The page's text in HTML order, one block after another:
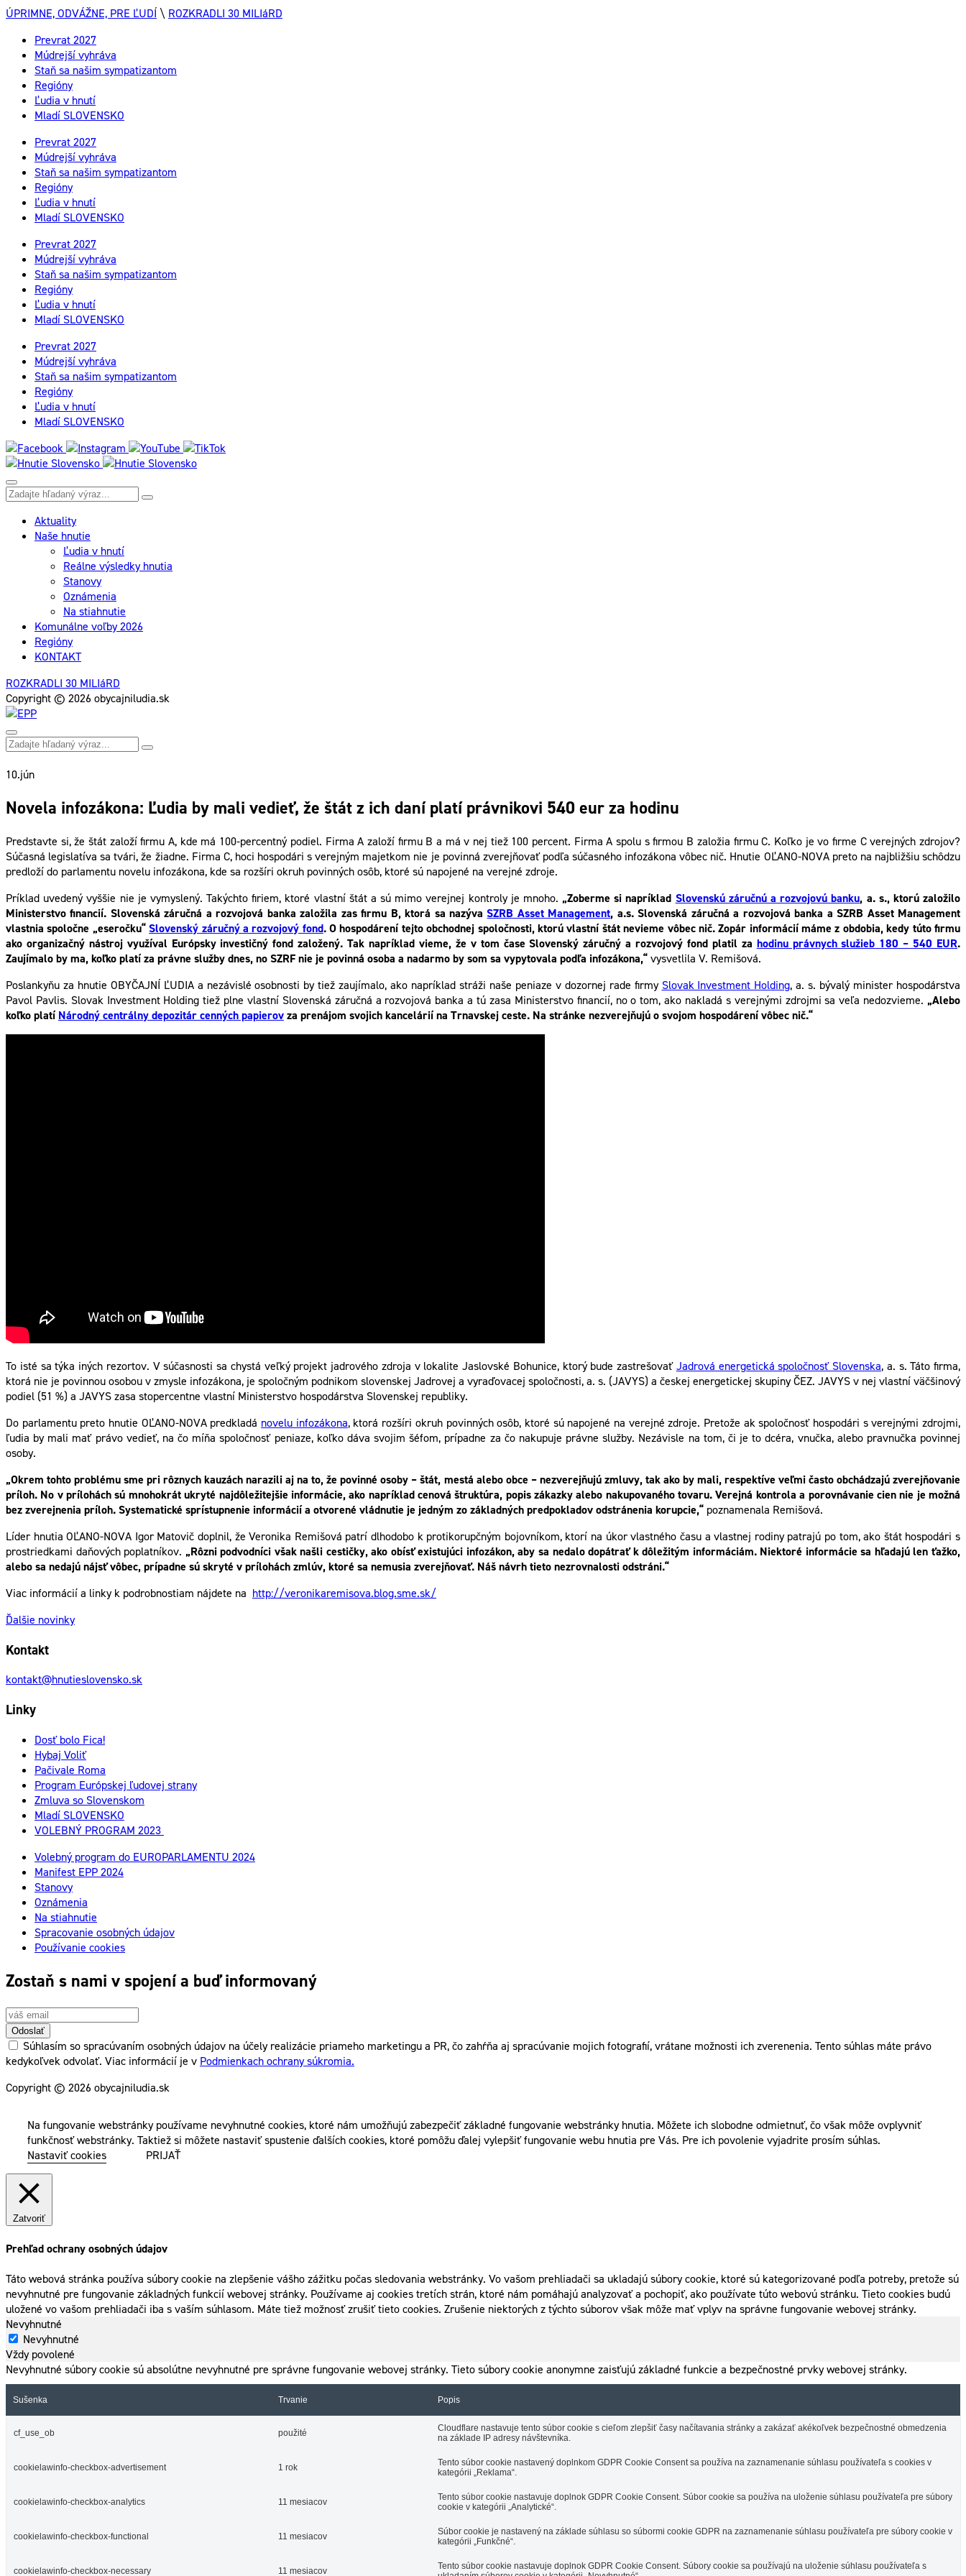
ÚPRIMNE, ODVÁŽNE, PRE ĽUDÍ \ ROZKRADLI 30 MILIáRD
Prevrat 2027
Múdrejší vyhráva
Staň sa našim sympatizantom
Regióny
Ľudia v hnutí
Mladí SLOVENSKO
Prevrat 2027
Múdrejší vyhráva
Staň sa našim sympatizantom
Regióny
Ľudia v hnutí
Mladí SLOVENSKO
Prevrat 2027
Múdrejší vyhráva
Staň sa našim sympatizantom
Regióny
Ľudia v hnutí
Mladí SLOVENSKO
Prevrat 2027
Múdrejší vyhráva
Staň sa našim sympatizantom
Regióny
Ľudia v hnutí
Mladí SLOVENSKO
Aktuality
Naše hnutie
Ľudia v hnutí
Reálne výsledky hnutia
Stanovy
Oznámenia
Na stiahnutie
Komunálne voľby 2026
Regióny
KONTAKT
ROZKRADLI 30 MILIáRD
Copyright © 2026 obycajniludia.sk
10.jún
Novela infozákona: Ľudia by mali vedieť, že štát z ich daní platí právnikovi 540 eur za hodinu
Predstavte si, že štát založí firmu A, kde má 100-percentný podiel. Firma A založí firmu B a má v nej tiež 100 percent. Firma A spolu s firmou B založia firmu C. Koľko je vo firme C verejných zdrojov?
Súčasná legislatíva sa tvári, že žiadne. Firma C, hoci hospodári s verejným majetkom nie je povinná zverejňovať podľa súčasného infozákona vôbec nič. Hnutie OĽANO-NOVA preto na najbližšiu schôdzu
predloží do parlamentu novelu infozákona, kde sa rozšíri okruh povinných osôb, ktoré sú napojené na verejné zdroje.
Príklad uvedený vyššie nie je vymyslený. Takýchto firiem, ktoré vlastní štát a sú mimo verejnej kontroly je mnoho. „Zoberme si napríklad Slovenskú záručnú a rozvojovú banku, a. s., ktorú založilo
Ministerstvo financií. Slovenská záručná a rozvojová banka založila zas firmu B, ktorá sa nazývaSZRB Asset Management, a.s. Slovenská záručná a rozvojová banka a SZRB Asset Management
vlastnia spoločne „eseročku“Slovenský záručný a rozvojový fond. O hospodárení tejto obchodnej spoločnosti, ktorú vlastní štát nevieme vôbec nič. Zopár informácií máme z obdobia, kedy túto firmu
ako organizačný nástroj využíval Európsky investičný fond založený. Tak napríklad vieme, že v tom čase Slovenský záručný a rozvojový fond platil za hodinu právnych služieb 180 – 540 EUR.
Zaujímalo by ma, koľko platí za právne služby dnes, no SZRF nie je povinná osoba a nadarmo by som sa vypytovala podľa infozákona,“vysvetlila V. Remišová.
Poslankyňu za hnutie OBYČAJNÍ ĽUDIA a nezávislé osobnosti by tiež zaujímalo, ako napríklad stráži naše peniaze v dozornej rade firmy Slovak Investment Holding, a. s. bývalý minister hospodárstva
Pavol Pavlis. Slovak Investment Holding tiež plne vlastní Slovenská záručná a rozvojová banka a tú zasa Ministerstvo financií, no o tom, ako nakladá s verejnými zdrojmi sa veľa nedozvieme. „Alebo
koľko platíNárodný centrálny depozitár cenných papierovza prenájom svojich kancelárií na Trnavskej ceste. Na stránke nezverejňujú o svojom hospodárení vôbec nič.“
To isté sa týka iných rezortov. V súčasnosti sa chystá veľký projekt jadrového zdroja v lokalite Jaslovské Bohunice, ktorý bude zastrešovaťJadrová energetická spoločnosť Slovenska, a. s. Táto firma,
ktorá nie je povinnou osobou v zmysle infozákona, je spoločným podnikom slovenskej Jadrovej a vyraďovacej spoločnosti, a. s. (JAVYS) a českej energetickej skupiny ČEZ. JAVYS v nej vlastní väčšinový
podiel (51 %) a JAVYS zasa stopercentne vlastní Ministerstvo hospodárstva Slovenskej republiky.
Do parlamentu preto hnutie OĽANO-NOVA predkladá novelu infozákona, ktorá rozšíri okruh povinných osôb, ktoré sú napojené na verejné zdroje. Pretože ak spoločnosť hospodári s verejnými zdrojmi,
ľudia by mali mať právo vedieť, na čo míňa spoločnosť peniaze, koľko dáva svojim šéfom, prípadne za čo nakupuje právne služby. Nezávisle na tom, či je to dcéra, vnučka, alebo pravnučka povinnej
osoby.
„Okrem tohto problému sme pri rôznych kauzách narazili aj na to, že povinné osoby – štát, mestá alebo obce – nezverejňujú zmluvy, tak ako by mali, respektíve veľmi často obchádzajú zverejňovanie
príloh. No v prílohách sú mnohokrát ukryté najdôležitejšie informácie, ako napríklad cenová štruktúra, popis zákazky alebo nakupovaného tovaru. Verejná kontrola a porovnávanie cien nie je možná
bez zverejnenia príloh. Systematické sprístupnenie informácií a otvorené vládnutie je jedným zo základných predpokladov odstránenia korupcie,“ poznamenala Remišová.
Líder hnutia OĽANO-NOVA Igor Matovič doplnil, že Veronika Remišová patrí dlhodobo k protikorupčným bojovníkom, ktorí na úkor vlastného času a vlastnej rodiny patrajú po tom, ako štát hospodári s
prostriedkami daňových poplatníkov. „Rôzni podvodníci však našli cestičky, ako obísť existujúci infozákon, aby sa nedalo dopátrať k dôležitým informáciám. Niektoré informácie sa hľadajú len ťažko,
alebo sa nedajú nájsť vôbec, prípadne sú skryté v prílohách zmlúv, ktoré sa nemusia zverejňovať. Náš návrh tieto nezrovnalosti odstráni.“
Viac informácií a linky k podrobnostiam nájdete na http://veronikaremisova.blog.sme.sk/
Ďalšie novinky
Kontakt
kontakt@hnutieslovensko.sk
Linky
Dosť bolo Fica!
Hybaj Voliť
Pačivale Roma
Program Európskej ľudovej strany
Zmluva so Slovenskom
Mladí SLOVENSKO
VOLEBNÝ PROGRAM 2023
Volebný program do EUROPARLAMENTU 2024
Manifest EPP 2024
Stanovy
Oznámenia
Na stiahnutie
Spracovanie osobných údajov
Používanie cookies
Zostaň s nami v spojení a buď informovaný
Odoslať
Súhlasím so spracúvaním osobných údajov na účely realizácie priameho marketingu a PR, čo zahŕňa aj spracúvanie mojich fotografií, vrátane možnosti ich zverenenia. Tento súhlas máte právo
kedykoľvek odvolať. Viac informácií je v Podmienkach ochrany súkromia.
Copyright © 2026 obycajniludia.sk
Na fungovanie webstránky používame nevyhnutné cookies, ktoré nám umožňujú zabezpečiť základné fungovanie webstránky hnutia. Môžete ich slobodne odmietnuť, čo však môže ovplyvniť
funkčnosť webstránky. Taktiež si môžete nastaviť spustenie ďalších cookies, ktoré pomôžu ďalej vylepšiť fungovanie webu hnutia pre Vás. Pre ich povolenie vyjadrite prosím súhlas.
Nastaviť cookies
PRIJAŤ
Zatvoriť
Prehľad ochrany osobných údajov
Táto webová stránka používa súbory cookie na zlepšenie vášho zážitku počas sledovania webstránky. Vo vašom prehliadači sa ukladajú súbory cookie, ktoré sú kategorizované podľa potreby, pretože sú
nevyhnutné pre fungovanie základných funkcií webovej stránky. Používame aj cookies tretích strán, ktoré nám pomáhajú analyzovať a pochopiť, ako používate túto webovú stránku. Tieto cookies budú
uložené vo vašom prehliadači iba s vaším súhlasom. Máte tiež možnosť zrušiť tieto cookies. Zrušenie niektorých z týchto súborov však môže mať vplyv na správne fungovanie webovej stránky.
Nevyhnutné
Nevyhnutné
Vždy povolené
Nevyhnutné súbory cookie sú absolútne nevyhnutné pre správne fungovanie webovej stránky. Tieto súbory cookie anonymne zaisťujú základné funkcie a bezpečnostné prvky webovej stránky.
Sušenka Trvanie Popis
cf_use_ob použité
Cloudflare nastavuje tento súbor cookie s cieľom zlepšiť časy načítavania stránky a zakázať akékoľvek bezpečnostné obmedzenia
na základe IP adresy návštevníka.
cookielawinfo-checkbox-advertisement 1 rok
Tento súbor cookie nastavený doplnkom GDPR Cookie Consent sa používa na zaznamenanie súhlasu používateľa s cookies v
kategórii „Reklama“.
cookielawinfo-checkbox-analytics 11 mesiacov
Tento súbor cookie nastavuje doplnok GDPR Cookie Consent. Súbor cookie sa používa na uloženie súhlasu používateľa pre súbory
cookie v kategórii „Analytické“.
cookielawinfo-checkbox-functional 11 mesiacov
Súbor cookie je nastavený na základe súhlasu so súbormi cookie GDPR na zaznamenanie súhlasu používateľa pre súbory cookie v
kategórii „Funkčné“.
cookielawinfo-checkbox-necessary 11 mesiacov
Tento súbor cookie nastavuje doplnok GDPR Cookie Consent. Súbory cookie sa používajú na uloženie súhlasu používateľa s